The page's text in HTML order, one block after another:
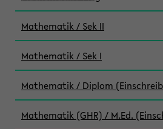
Mathematik / Sek II
Mathematik / Sek I
Mathematik / Diplom
Mathematik (GHR) / M.Ed.